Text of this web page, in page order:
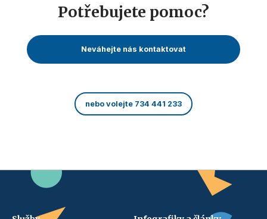
Potřebujete pomoc?
Neváhejte nás kontaktovat
nebo volejte 734 441 233